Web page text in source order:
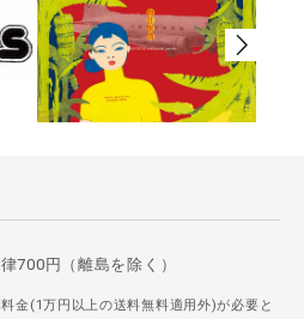
700円（離島を除く）
金(1万円以上の送料無料適用外)が必要と